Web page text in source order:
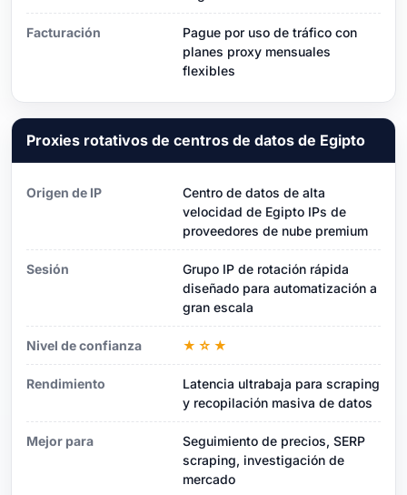
Facturación
Pague por uso de tráfico con
planes proxy mensuales
flexibles
Proxies rotativos de centros de datos de Egipto
Origen de IP
Centro de datos de alta
velocidad de Egipto IPs de
proveedores de nube premium
Sesión
Grupo IP de rotación rápida
diseñado para automatización a
gran escala
Nivel de confianza ★☆★
Rendimiento
Latencia ultrabaja para scraping
y recopilación masiva de datos
Mejor para
Seguimiento de precios, SERP
scraping, investigación de
mercado